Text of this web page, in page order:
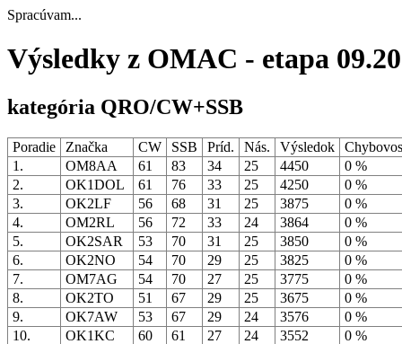
Spracúvam...
Výsledky z OMAC - etapa
kategória QRO/CW+SSB
Poradie Značka CW SSB Príd. Nás. Výsledok
1.
OM8AA 61 83 34 25 4450
0 %
2.
OK1DOL 61 76 33 25 4250
0 %
3.
OK2LF 56 68 31 25 3875
0 %
4.
OM2RL 56 72 33 24 3864
0 %
5.
OK2SAR 53 70 31 25 3850
0 %
6.
OK2NO 54 70 29 25 3825
0 %
7.
OM7AG 54 70 27 25 3775
0 %
8.
OK2TO 51 67 29 25 3675
0 %
9.
OK7AW 53 67 29 24 3576
0 %
10.
OK1KC 60 61 27 24 3552
0 %